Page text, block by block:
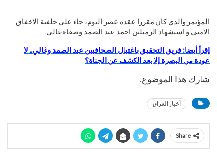
المؤتمر والذي كان مقررا عقده عصر اليوم، جاء على خلفية الاخفاق
الامني و استشهاد الزميلين احمد عبد الصمد وصفاء غالي.
إقرأ أيضا: فريق التحقيق باغتيال الصحافيين عبد الصمد وغالي.. لا
عودة من البصرة إلا بعد الكشف عن الجناة؟
شارك هذا الموضوع:
أخبار العراق
Share